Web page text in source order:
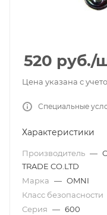
520 руб./
Цена указана с
Специальные
Характеристики
Производитель —
TRADE CO.LTD
Марка — OMNI
Класс безопасности
Серия — 600